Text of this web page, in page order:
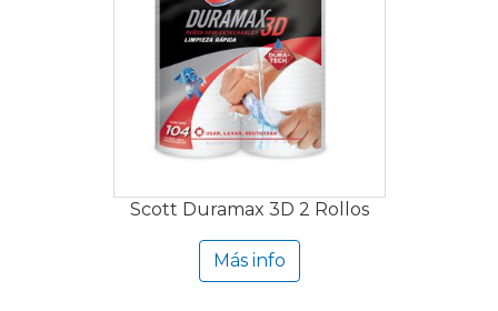
Scott Duramax 3D 2 Rollos
Más info